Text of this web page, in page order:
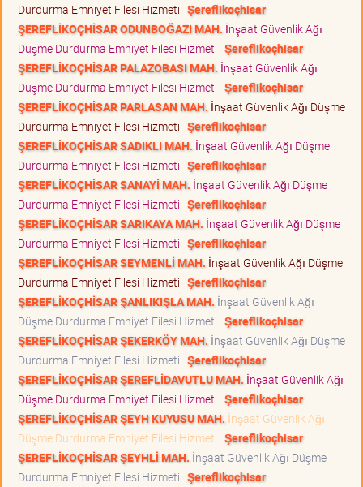
Durdurma Emniyet Filesi Hizmeti Şereflikoçhisar
ŞEREFLİKOÇHİSAR ODUNBOĞAZI MAH. İnşaat Güvenlik Ağı
Düşme Durdurma Emniyet Filesi Hizmeti Şereflikoçhisar
ŞEREFLİKOÇHİSAR PALAZOBASI MAH. İnşaat Güvenlik Ağı
Düşme Durdurma Emniyet Filesi Hizmeti Şereflikoçhisar
ŞEREFLİKOÇHİSAR PARLASAN MAH. İnşaat Güvenlik Ağı Düşme
Durdurma Emniyet Filesi Hizmeti Şereflikoçhisar
ŞEREFLİKOÇHİSAR SADIKLI MAH. İnşaat Güvenlik Ağı Düşme
Durdurma Emniyet Filesi Hizmeti Şereflikoçhisar
ŞEREFLİKOÇHİSAR SANAYİ MAH. İnşaat Güvenlik Ağı Düşme
Durdurma Emniyet Filesi Hizmeti Şereflikoçhisar
ŞEREFLİKOÇHİSAR SARIKAYA MAH. İnşaat Güvenlik Ağı Düşme
Durdurma Emniyet Filesi Hizmeti Şereflikoçhisar
ŞEREFLİKOÇHİSAR SEYMENLİ MAH. İnşaat Güvenlik Ağı Düşme
Durdurma Emniyet Filesi Hizmeti Şereflikoçhisar
ŞEREFLİKOÇHİSAR ŞANLIKIŞLA MAH. İnşaat Güvenlik Ağı
Düşme Durdurma Emniyet Filesi Hizmeti Şereflikoçhisar
ŞEREFLİKOÇHİSAR ŞEKERKÖY MAH. İnşaat Güvenlik Ağı Düşme
Durdurma Emniyet Filesi Hizmeti Şereflikoçhisar
ŞEREFLİKOÇHİSAR ŞEREFLİDAVUTLU MAH. İnşaat Güvenlik Ağı
Düşme Durdurma Emniyet Filesi Hizmeti Şereflikoçhisar
ŞEREFLİKOÇHİSAR ŞEYH KUYUSU MAH. İnşaat Güvenlik Ağı
Düşme Durdurma Emniyet Filesi Hizmeti Şereflikoçhisar
ŞEREFLİKOÇHİSAR ŞEYHLİ MAH. İnşaat Güvenlik Ağı Düşme
Durdurma Emniyet Filesi Hizmeti Şereflikoçhisar